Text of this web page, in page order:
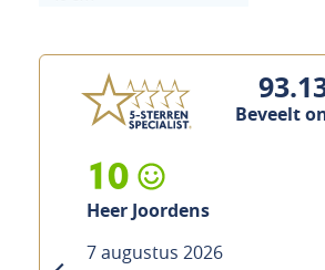
Beveelt
10
Heer Custers
7 augustus 2026